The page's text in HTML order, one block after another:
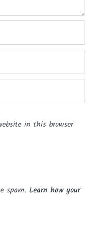
in this browser
spam. Learn how your